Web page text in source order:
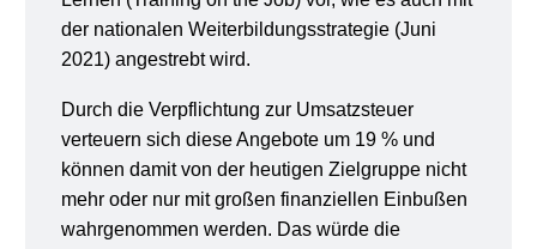
der nationalen Weiterbildungsstrategie (Juni
2021) angestrebt wird.
Durch die Verpflichtung zur Umsatzsteuer
verteuern sich diese Angebote um 19 % und
können damit von der heutigen Zielgruppe nicht
mehr oder nur mit großen finanziellen Einbußen
wahrgenommen werden. Das würde die